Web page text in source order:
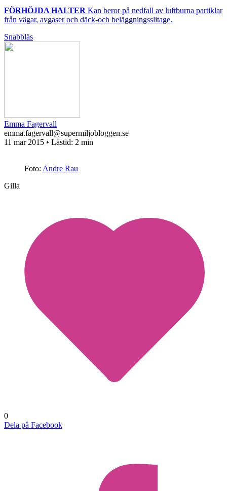
FÖRHÖJDA HALTER Kan beror på nedfall av luftburna partiklar
från vägar, avgaser och däck-och beläggningsslitage.
Snabbläs
Emma Fagervall
emma.fagervall@supermiljobloggen.se
11 mar 2015 • Lästid: 2 min
Foto: Andre Rau
Gilla
0
Dela på Facebook